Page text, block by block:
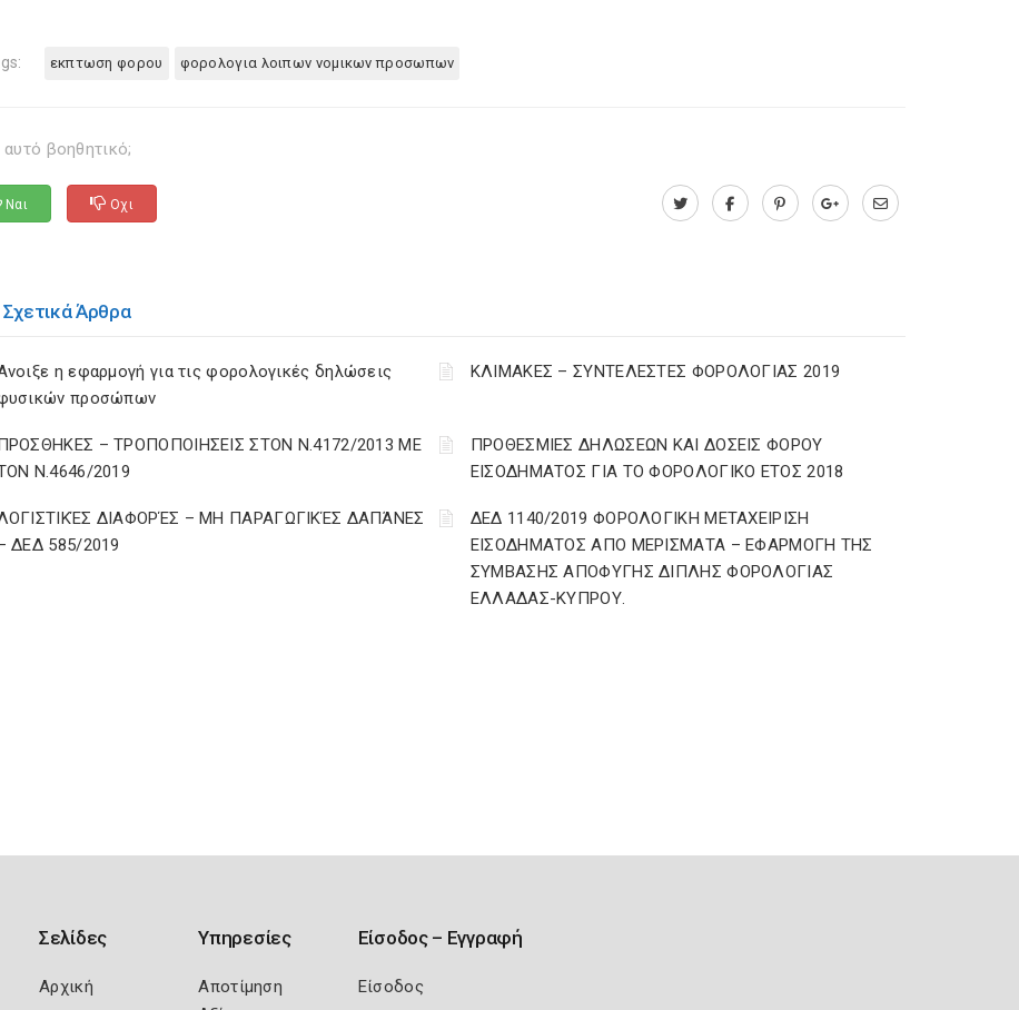
εκπτωση φορου φορολογια λοιπων νομικων προσωπων
αυτό βοηθητικό;
Ναι Οχι
Σχετικά Άρθρα
η εφαρμογή για τις φορολογικές δηλώσεις
προσώπων
ΚΛΙΜΑΚΕΣ – ΣΥΝΤΕΛΕΣΤΕΣ ΦΟΡΟΛΟΓΙΑΣ 2019
– ΤΡΟΠΟΠΟΙΗΣΕΙΣ ΣΤΟΝ Ν.4172/2013 ΜΕ
Ν.4646/2019
ΠΡΟΘΕΣΜΙΕΣ ΔΗΛΩΣΕΩΝ ΚΑΙ ΔΟΣΕΙΣ ΦΟΡΟΥ
ΕΙΣΟΔΗΜΑΤΟΣ ΓΙΑ ΤΟ ΦΟΡΟΛΟΓΙΚΟ ΕΤΟΣ 2018
ΔΙΑΦΟΡΈΣ – ΜΗ ΠΑΡΑΓΩΓΙΚΈΣ ΔΑΠΆΝΕΣ
ΔΕΔ 585/2019
ΔΕΔ 1140/2019 ΦΟΡΟΛΟΓΙΚΗ ΜΕΤΑΧΕΙΡΙΣΗ
ΕΙΣΟΔΗΜΑΤΟΣ ΑΠΟ ΜΕΡΙΣΜΑΤΑ – ΕΦΑΡΜΟΓΗ ΤΗΣ
ΣΥΜΒΑΣΗΣ ΑΠΟΦΥΓΗΣ ΔΙΠΛΗΣ ΦΟΡΟΛΟΓΙΑΣ
ΕΛΛΑΔΑΣ-ΚΥΠΡΟΥ.
Σελίδες
Αρχική
Υπηρεσίες
Αποτίμηση
Είσοδος – Εγγραφή
Είσοδος